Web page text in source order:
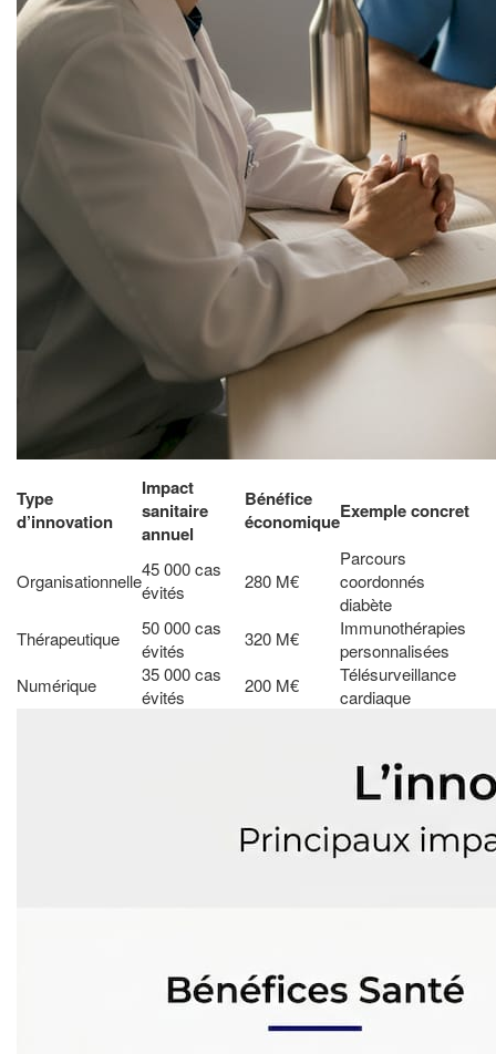
Type
d’innovation
Impact
sanitaire
annuel
Bénéfice
économiqueExemple concret
Organisationnelle
45 000 cas
évités
280 M€
Parcours
coordonnés
diabète
Thérapeutique
50 000 cas
évités
320 M€
Immunothérapies
personnalisées
Numérique
35 000 cas
évités
200 M€
Télésurveillance
cardiaque